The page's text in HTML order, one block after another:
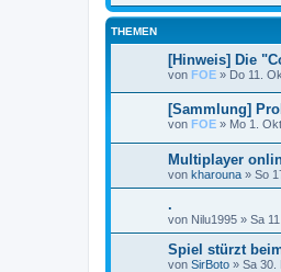
THEMEN
[Hinweis] Die
von FOE » Do 11.
[Sammlung]
von FOE » Mo 1.
Multiplayer
von kharouna » So
.
von Nilu1995 » Sa
Spiel stürzt
von SirBoto » Sa 30.